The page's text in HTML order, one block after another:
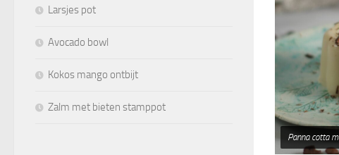
Panna cotta
Larsjes pot
Avocado bowl
Kokos mango ontbijt
Zalm met bieten stamppot